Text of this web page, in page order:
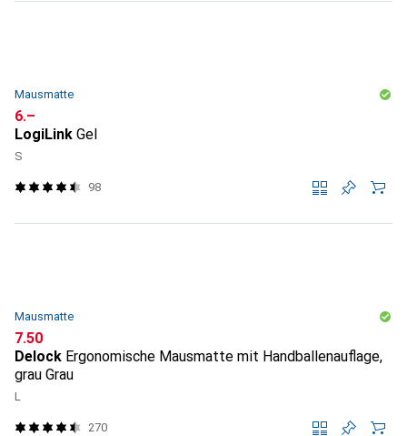
Mausmatte
CHF
6.–
LogiLink Gel
S
98
Mausmatte
CHF
7.50
Delock Ergonomische Mausmatte mit Handballenauflage,
grau Grau
L
270